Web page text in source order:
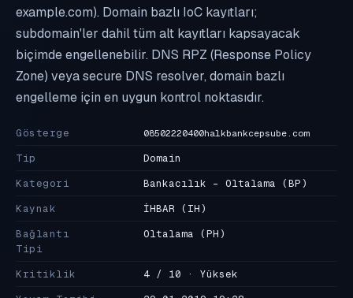
example.com). Domain bazlı IoC kayıtları;
subdomain'ler dahil tüm alt kayıtları kapsayacak
biçimde engellenebilir. DNS RPZ (Response Policy
Zone) veya secure DNS resolver, domain bazlı
engelleme için en uygun kontrol noktasıdır.
Gösterge 08502220400halkbankcepsube.com
Tip
Domain
Kategori
Bankacılık - Oltalama (BP)
Kaynak
İHBAR (IH)
Bağlantı
Tipi
Oltalama (PH)
Kritiklik
4 / 10 · Yüksek